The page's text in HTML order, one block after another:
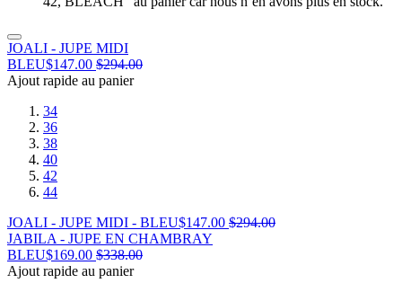
JOALI - JUPE MIDI
BLEU$147.00 $294.00
Ajout rapide au panier
34
36
38
40
42
44
JOALI - JUPE MIDI - BLEU$147.00 $294.00
JABILA - JUPE EN CHAMBRAY
BLEU$169.00 $338.00
Ajout rapide au panier